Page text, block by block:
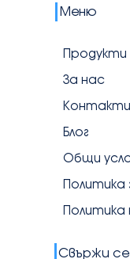
Колко
Меню
Продукти
За нас
Контакти
Блог
Общи
Политика
Свържи